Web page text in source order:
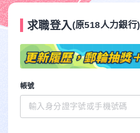
求職登入 (原518人力銀行)
帳號